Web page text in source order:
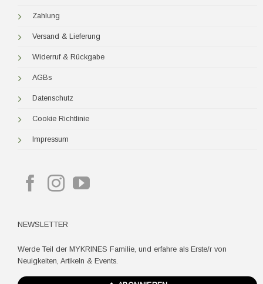
Zahlung
Versand & Lieferung
Widerruf & Rückgabe
AGBs
Datenschutz
Cookie Richtlinie
Impressum
NEWSLETTER
Werde Teil der MYKRINES Familie, und erfahre als Erste/r von
Neuigkeiten, Artikeln & Events.